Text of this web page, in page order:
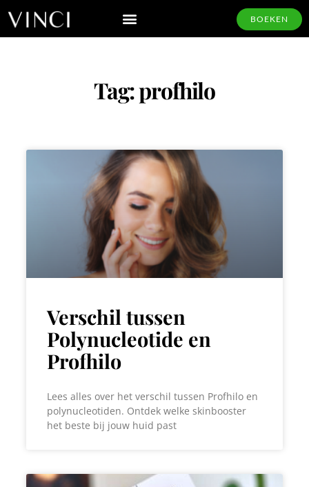
BOEKEN
Tag: profhilo
Verschil tussen
Polynucleotide en
Profhilo
Lees alles over het verschil tussen Profhilo en
polynucleotiden. Ontdek welke skinbooster
het beste bij jouw huid past